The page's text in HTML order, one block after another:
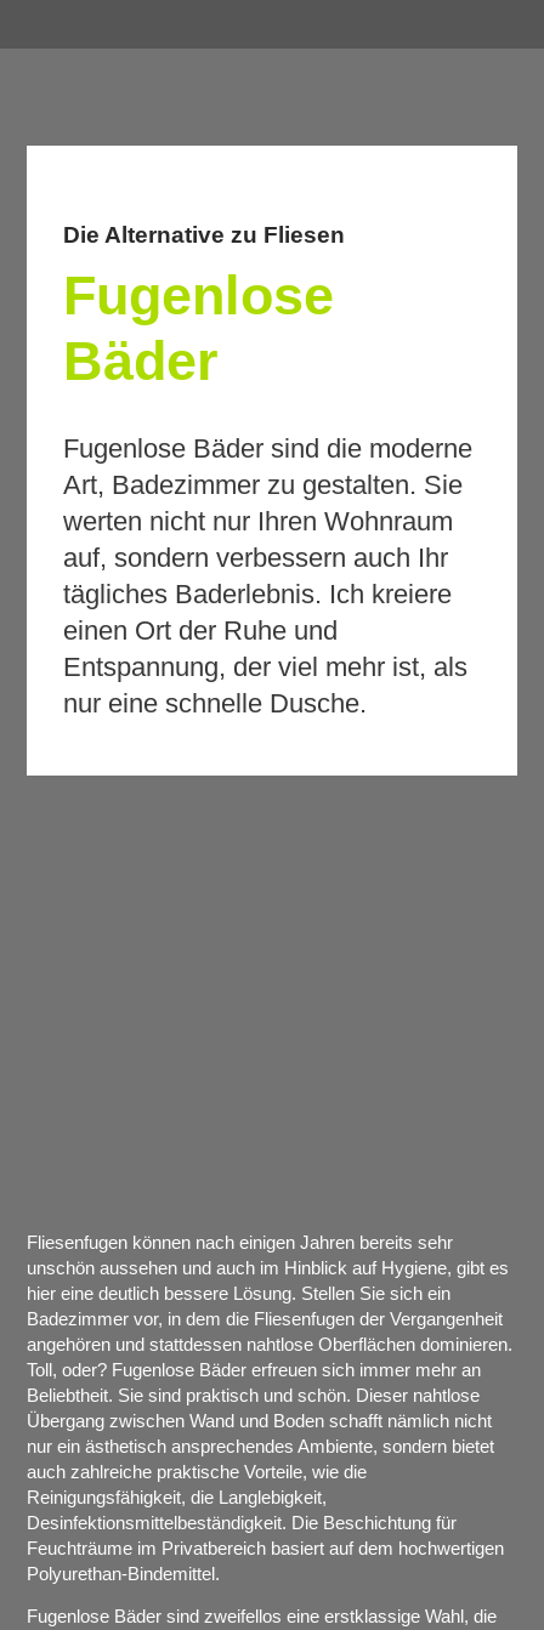
Die Alternative zu Fliesen
Fugenlose
Bäder
Fugenlose Bäder sind die moderne
Art, Badezimmer zu gestalten. Sie
werten nicht nur Ihren Wohnraum
auf, sondern verbessern auch Ihr
tägliches Baderlebnis. Ich kreiere
einen Ort der Ruhe und
Entspannung, der viel mehr ist, als
nur eine schnelle Dusche.
Fliesenfugen können nach einigen Jahren bereits sehr
unschön aussehen und auch im Hinblick auf Hygiene, gibt es
hier eine deutlich bessere Lösung. Stellen Sie sich ein
Badezimmer vor, in dem die Fliesenfugen der Vergangenheit
angehören und stattdessen nahtlose Oberflächen dominieren.
Toll, oder? Fugenlose Bäder erfreuen sich immer mehr an
Beliebtheit. Sie sind praktisch und schön. Dieser nahtlose
Übergang zwischen Wand und Boden schafft nämlich nicht
nur ein ästhetisch ansprechendes Ambiente, sondern bietet
auch zahlreiche praktische Vorteile, wie die
Reinigungsfähigkeit, die Langlebigkeit,
Desinfektionsmittelbeständigkeit. Die Beschichtung für
Feuchträume im Privatbereich basiert auf dem hochwertigen
Polyurethan-Bindemittel.
Fugenlose Bäder sind zweifellos eine erstklassige Wahl, die